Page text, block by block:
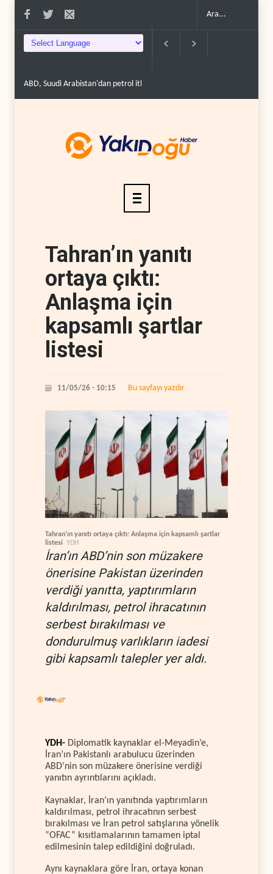
ABD, Suudi Arabistan'dan petrol ithalatını 40 yıl sonra i..
Tahran’ın yanıtı
ortaya çıktı:
Anlaşma için
kapsamlı şartlar
listesi
11/05/26 - 10:15 Bu sayfayı yazdır
Tahran’ın yanıtı ortaya çıktı: Anlaşma için kapsamlı şartlar
listesi YDH
İran’ın ABD’nin son müzakere
önerisine Pakistan üzerinden
verdiği yanıtta, yaptırımların
kaldırılması, petrol ihracatının
serbest bırakılması ve
dondurulmuş varlıkların iadesi
gibi kapsamlı talepler yer aldı.
YDH- Diplomatik kaynaklar el-Meyadin’e,
İran’ın Pakistanlı arabulucu üzerinden
ABD’nin son müzakere önerisine verdiği
yanıtın ayrıntılarını açıkladı.
Kaynaklar, İran’ın yanıtında yaptırımların
kaldırılması, petrol ihracatının serbest
bırakılması ve İran petrol satışlarına yönelik
“OFAC” kısıtlamalarının tamamen iptal
edilmesinin talep edildiğini doğruladı.
Aynı kaynaklara göre İran, ortaya konan